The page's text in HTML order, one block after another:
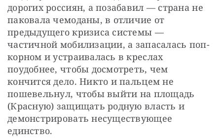
дорогих россиян, а позабавил — страна не
паковала чемоданы, в отличие от
предыдущего кризиса системы —
частичной мобилизации, а запасалась поп-
корном и устраивалась в креслах
поудобнее, чтобы досмотреть, чем
кончится дело. Никто и пальцем не
пошевельнул, чтобы выйти на площадь
(Красную) защищать родную власть и
демонстрировать несуществующее
единство.